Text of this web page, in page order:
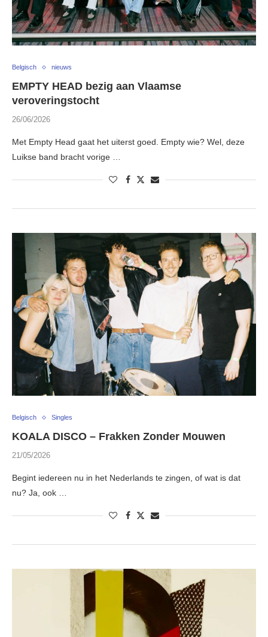
Belgisch nieuws
EMPTY HEAD bezig aan Vlaamse
veroveringstocht
26/06/2026
Met Empty Head gaat het uiterst goed. Empty wie? Wel, deze
Luikse band bracht vorige …
Belgisch Singles
KOALA DISCO – Frakken Zonder Mouwen
21/05/2026
Begint iedereen nu in het Nederlands te zingen, of wat is dat
nu? Ja, ook …